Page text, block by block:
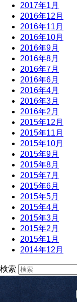
2017年1月
2016年12月
2016年11月
2016年10月
2016年9月
2016年8月
2016年7月
2016年6月
2016年4月
2016年3月
2016年2月
2015年12月
2015年11月
2015年10月
2015年9月
2015年8月
2015年7月
2015年6月
2015年5月
2015年4月
2015年3月
2015年2月
2015年1月
2014年12月
検索